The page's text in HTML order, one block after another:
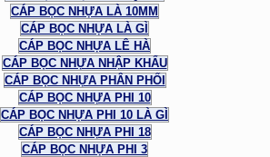
CÁP BỌC NHỰA LÀ 10MM
CÁP BỌC NHỰA LÀ GÌ
CÁP BỌC NHỰA LÊ HÀ
CÁP BỌC NHỰA NHẬP KHẨU
CÁP BỌC NHỰA PHÂN PHỐI
CÁP BỌC NHỰA PHI 10
CÁP BỌC NHỰA PHI 10 LÀ GÌ
CÁP BỌC NHỰA PHI 18
CÁP BỌC NHỰA PHI 3